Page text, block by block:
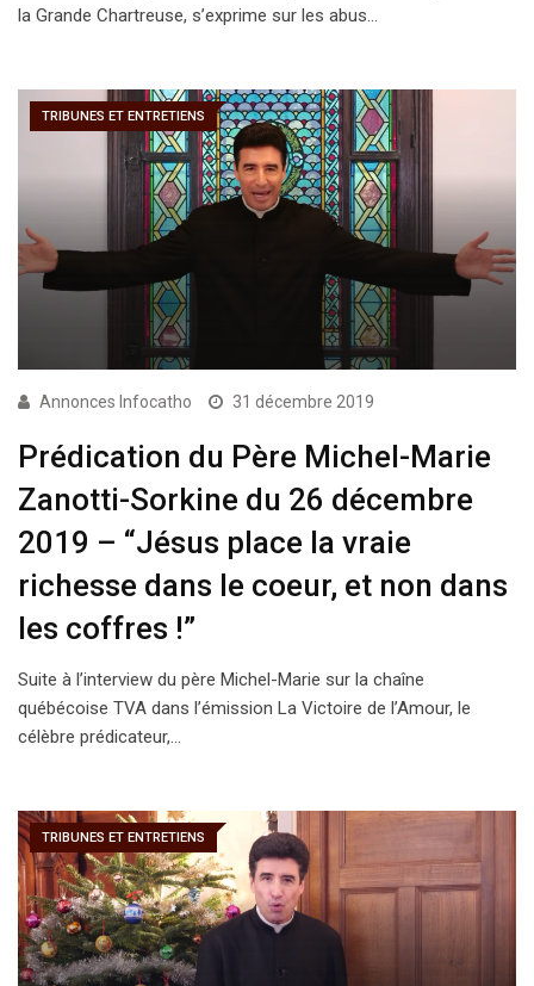
la Grande Chartreuse, s’exprime sur les abus…
TRIBUNES ET ENTRETIENS
Annonces Infocatho 31 décembre 2019
Prédication du Père Michel-Marie
Zanotti-Sorkine du 26 décembre
2019 – “Jésus place la vraie
richesse dans le coeur, et non dans
les coffres !”
Suite à l’interview du père Michel-Marie sur la chaîne
québécoise TVA dans l’émission La Victoire de l’Amour, le
célèbre prédicateur,…
TRIBUNES ET ENTRETIENS